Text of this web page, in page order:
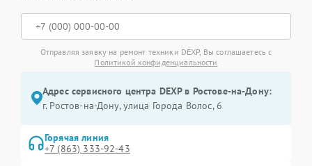
Отправляя заявку на ремонт техники DEXP, Вы соглашаетесь с
Политикой конфиденциальности
Адрес сервисного центра DEXP в Ростове-на-Дону:
г. Ростов-на-Дону, улица Города Волос, 6
Горячая линия
+7 (863) 333-92-43